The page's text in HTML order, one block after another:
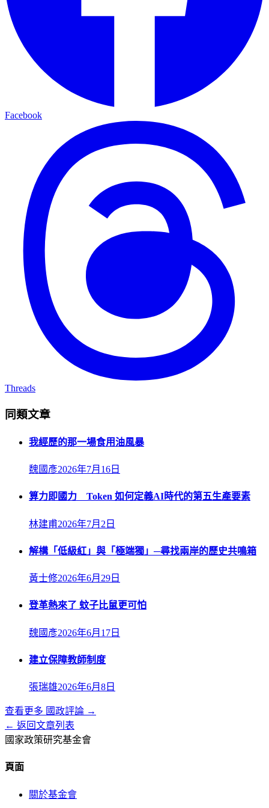
Facebook
Threads
同類文章
我經歷的那一場食用油風暴
魏國彥2026年7月16日
算力即國力 Token 如何定義AI時代的第五生產要素
林建甫2026年7月2日
解構「低級紅」與「極端獨」─尋找兩岸的歷史共鳴箱
黃士修2026年6月29日
登革熱來了 蚊子比鼠更可怕
魏國彥2026年6月17日
建立保障教師制度
張瑞雄2026年6月8日
查看更多 國政評論 →
← 返回文章列表
國家政策研究基金會
頁面
關於基金會